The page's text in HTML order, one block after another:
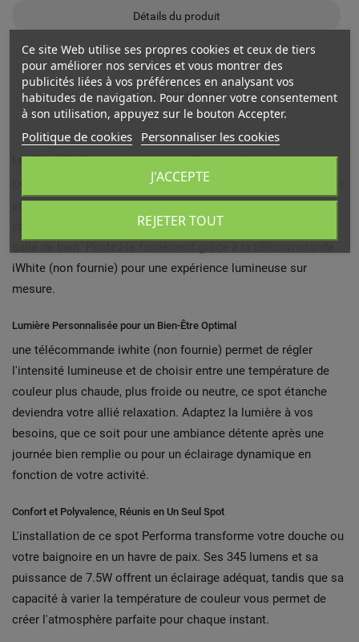
Détails du produit
Avis clients
Produits associés
Le Choix Éclairé pour Votre Espace Douche/Baignoire
Offrez à votre espace bain un éclairage à la fois fonctionnel et
apaisant avec le Spot Performa. Ce spot étanche IP65 est
conçu spécialement pour être installé au plafond de votre
iWhite (non fournie) pour une expérience lumineuse sur
mesure.
Lumière Personnalisée pour un Bien-Être Optimal
une télécommande iwhite (non fournie) permet de régler
l'intensité lumineuse et de choisir entre une température de
couleur plus chaude, plus froide ou neutre, ce spot étanche
deviendra votre allié relaxation. Adaptez la lumière à vos
besoins, que ce soit pour une ambiance détente après une
journée bien remplie ou pour un éclairage dynamique en
fonction de votre activité.
Confort et Polyvalence, Réunis en Un Seul Spot
L'installation de ce spot Performa transforme votre douche ou
votre baignoire en un havre de paix. Ses 345 lumens et sa
puissance de 7.5W offrent un éclairage adéquat, tandis que sa
capacité à varier la température de couleur vous permet de
créer l'atmosphère parfaite pour chaque instant.
Ce site Web utilise ses propres cookies et ceux de tiers
pour améliorer nos services et vous montrer des
publicités liées à vos préférences en analysant vos
habitudes de navigation. Pour donner votre consentement
à son utilisation, appuyez sur le bouton Accepter.
Politique de cookies Personnaliser les cookies
REJETER TOUT
J'ACCEPTE